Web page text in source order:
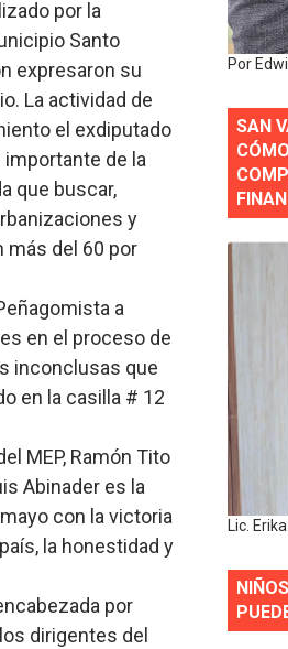
de la DGM debe
Domingo Acuerdan Alianza
de Literatura 2026 y el de
en República Dominicana para
por la
Santo
expresaron su
La actividad de
el exdiputado
importante de la
que buscar,
y
más del 60 por
a
en el proceso de
inconclusas que
en la casilla # 12
MEP, Ramón Tito
Abinader es la
con la victoria
la honestidad y
por
dirigentes del
Por
SAN
Lic.